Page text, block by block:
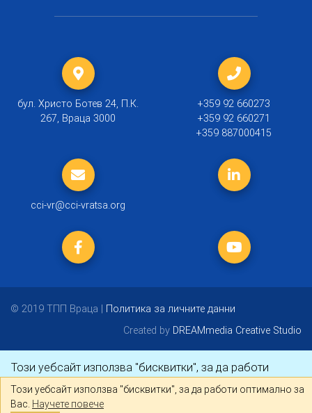
Този уебсайт използва "бисквитки", за да работи
оптимално за Вас.Научете повече
Този уебсайт използва "бисквитки", за да работи оптимално за
Вас. Научете повече
бул. Христо Ботев 24, П.К.
267, Враца 3000
+359 92 660273
+359 92 660271
+359 887000415
cci-vr@cci-vratsa.org
© 2019 ТПП Враца | Политика за личните данни
Created by DREAMmedia Creative Studio